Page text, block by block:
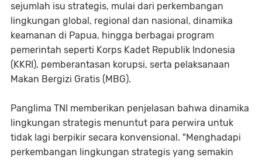
sejumlah isu strategis, mulai dari perkembangan
lingkungan global, regional dan nasional, dinamika
keamanan di Papua, hingga berbagai program
pemerintah seperti Korps Kadet Republik Indonesia
(KKRI), pemberantasan korupsi, serta pelaksanaan
Makan Bergizi Gratis (MBG).
Panglima TNI memberikan penjelasan bahwa dinamika
lingkungan strategis menuntut para perwira untuk
tidak lagi berpikir secara konvensional. "Menghadapi
perkembangan lingkungan strategis yang semakin